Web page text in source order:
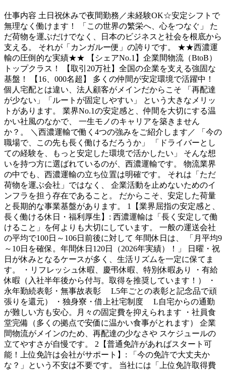
仕事内容 土日祝休みで夜間勤務／未経験OK☆安定シフトで
無理なく働けます！ 「この世界の繁栄へ、心をつなぐ」 た
だ荷物を運ぶだけでなく、日本のビジネスと社会を根底から
支える。 それが「カンガルー便」の誇りです。 ★★西濃運
輸の圧倒的な実績★★ 【シェアNo.1】企業間物流（BtoB）
トップクラス！ 【取引20万社】全国の企業を支える強固な
基盤！ 【16、000名超】 多くの仲間が安定環境で活躍中！
個人宅配とは違い、法人顧客がメインだからこそ 「再配達
が少ない」「ルートが固定しやすい」 という大きなメリッ
トがあります。 業界No.1の安定感と、仲間を大切にする温
かい社風のなかで、 一生モノのキャリアを築きません
か？。 ＼西濃運輸で働く4つの強みをご紹介します／ 「今の
職場で、この先も長く働けるだろうか」 「ドライバーとし
ての経験を、もっと安定した環境で活かしたい」 そんな想
いを持つ方に選ばれているのが、西濃運輸です。 物流業界
の中でも、西濃運輸の立ち位置は明確です。 それは「ただ
荷物を運ぶ会社」ではなく、 企業活動を止めないためのイ
ンフラを担う存在であること。 だからこそ、安定した荷量
と長期的な事業基盤があります。 1【業界屈指の安定感と、
長く働ける休日・福利厚生】: 西濃運輸は「長く安定して働
けること」を何よりも大切にしています。 一般の運送会社
の平均で100日～106日前後に対して 年間休日は、 「月平均9
～10日を確保。年間休日120日（2026年実績）！」 日曜・祝
日が休みとなるケースが多く、生活リズムを一定に保てま
す。 ・リフレッシュ休暇、慶弔休暇、特別休暇あり ・有給
休暇（入社半年後から付与。取得を推奨しています！） ・
永年勤続表彰・無事故表彰 L5年ごとの表彰と記念品で頑
張りを還元） ・独身寮・借上社宅制度 L自宅からの通勤
が難しい方も安心。月々の固定費を抑えられます ・社員食
堂完備（多くの拠点で安価に温かい食事がとれます） 企業
間物流がメインのため、再配達の少なさや スケジュールの
立てやすさが自慢です。 2【普通免許があればスタート可
能！上位免許は会社がサポート】: 「今の免許で大丈夫か
な？」という不安は不要です。 当社には「上位免許取得費